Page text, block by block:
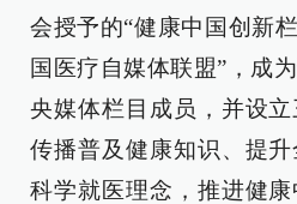
会授予的“健康中国创新
国医疗自媒体联盟”，成
央媒体栏目成员，并设
传播普及健康知识、提
科学就医理念，推进健